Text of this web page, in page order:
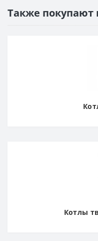
Также покупают
Котлы